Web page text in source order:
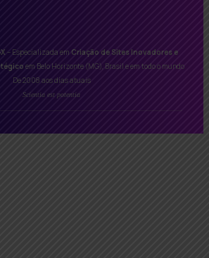
– Especializada em Criação de Sites Inovadores e
em Belo Horizonte (MG), Brasil e em todo o mundo
De 2008 aos dias atuais
Scientia est potentia